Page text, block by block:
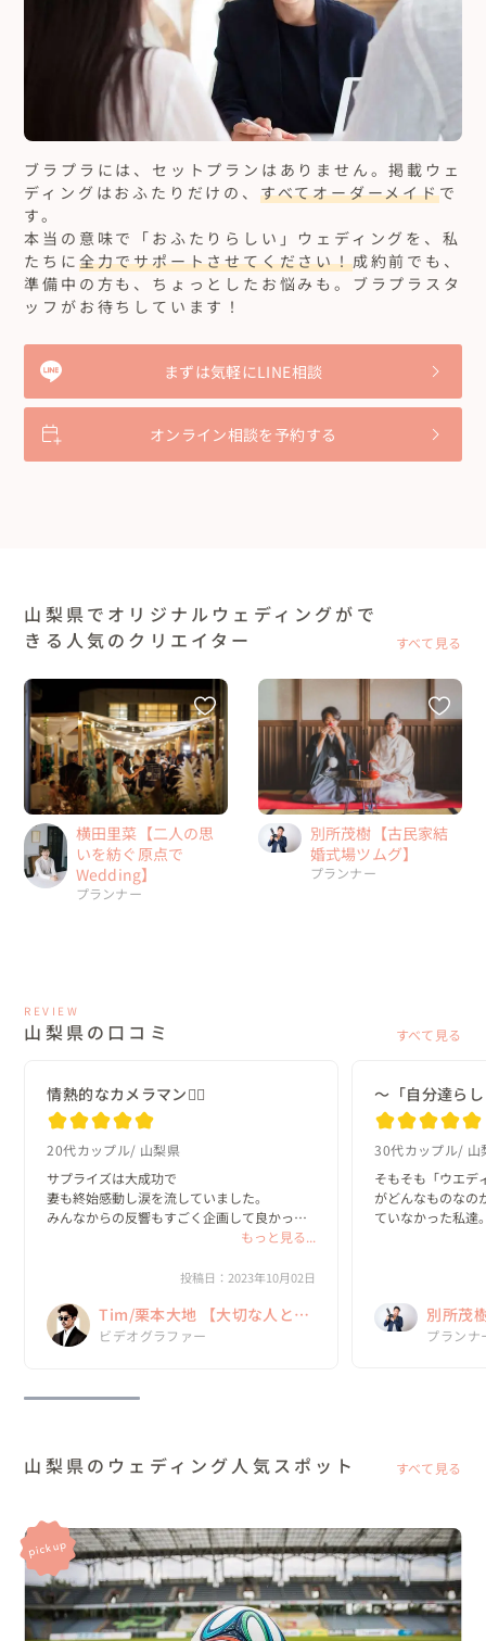
ブラプラには、セットプランはありません。掲載ウェ
ディングはおふたりだけの、 すべてオーダーメイドで
す。
本当の意味で「おふたりらしい」ウェディングを、私
たちに 全力でサポートさせてください！成約前でも、
準備中の方も、ちょっとしたお悩みも。ブラプラスタ
ッフがお待ちしています！
まずは気軽にLINE相談
オンライン相談を予約する
山梨県でオリジナルウェディングがで
きる人気のクリエイター
すべて見る
横田里菜【二人の思
いを紡ぐ原点で
Wedding】
プランナー
別所茂樹【古民家結
婚式場ツムグ】
プランナー
REVIEW
山梨県の口コミ すべて見る
情熱的なカメラマン❤️‍🔥
20代カップル 山梨県
サプライズは大成功で
妻も終始感動し涙を流していました。
みんなからの反響もすごく企画して良かった
2日間の撮影、編集してくださったお陰だと本
私の多くの要望を聞いて下さ...
もっと見る...
投稿日：2023年10月02日
Tim/栗本大地 【大切な人との
時間を未来の私たちに贈る】
ビデオグラファー
～「自分達ら
30代カップル 山
そもそも「ウエデ
がどんなものなの
ていなかった私達
・素敵なセットの
・憧れのリゾート
別所茂
ムグ】
プランナ
山梨県のウェディング人気スポット すべて見る